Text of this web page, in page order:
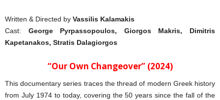
Written & Directed by Vassilis Kalamakis
Cast: George Pyrpassopoulos, Giorgos Makris, Dimitris
Kapetanakos, Stratis Dalagiorgos
“Our Own Changeover” (2024)
This documentary series traces the thread of modern Greek history
from July 1974 to today, covering the 50 years since the fall of the